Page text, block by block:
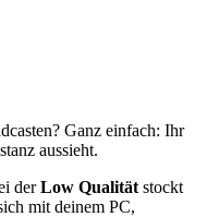
Ganz einfach: Ihr
aussieht.
derLow Qualität stockt
mit deinem PC,